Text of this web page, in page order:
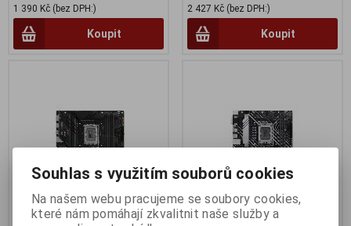
1 390 Kč (bez DPH:)
Koupit
2 427 Kč (bez DPH:)
Koupit
Souhlas s využitím souborů cookies
Na našem webu pracujeme se soubory cookies,
které nám pomáhají zkvalitnit naše služby a